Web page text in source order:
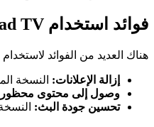
فوائد استخدام Elahmad TV مهكر
هناك العديد من الفوائد لاستخدام
إزالة الإعلانات: النسخة
وصول إلى محتوى
تحسين جودة البث: